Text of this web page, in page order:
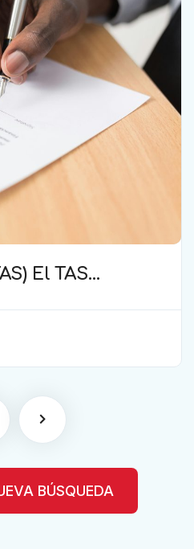
El TAS
el contrato del
BÚSQUEDA